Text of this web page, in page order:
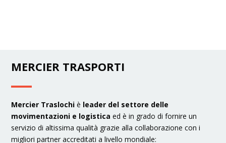
MERCIER TRASPORTI
Mercier Traslochi è leader del settore delle
movimentazioni e logistica ed è in grado di fornire un
servizio di altissima qualità grazie alla collaborazione con i
migliori partner accreditati a livello mondiale: